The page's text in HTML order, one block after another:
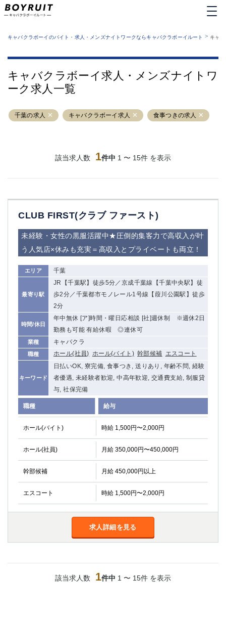
業種から探す
運営者情報
サイトマップ
キャバクラボーイのバイト・求人・メンズナイトワークならキャバクラボーイルート > キャ
キャバクラボーイ求人・メンズナイトワ
ーク求人一覧
千葉の求人 キャバクラボーイ求人 食事つきの求人
該当求人数 1件中 1 〜 15件 を表示
CLUB FIRST(クラブ ファースト)
未経験・女性の黒服活躍中★圧倒的集客力で高収入が叶
う人気店×休みも充実＝高収入とプライベートも両立！
エリア 千葉
最寄り駅
JR【千葉駅】徒歩5分／京成千葉線【千葉中央駅】徒
歩2分／千葉都市モノレール1号線【葭川公園駅】徒歩
2分
時間/休日
年中無休 [ア]時間・曜日応相談 [社]週休制 ※週休2日
勤務も可能 有給休暇 ◎連休可
業種 キャバクラ
職種 ホール(社員) ホール(バイト) 幹部候補 エスコート
キーワード
日払いOK, 寮完備, 食事つき, 送りあり, 年齢不問, 経験
者優遇, 未経験者歓迎, 中高年歓迎, 交通費支給, 制服貸
与, 社保完備
職種 給与
ホール(バイト) 時給 1,500円〜2,000円
ホール(社員) 月給 350,000円〜450,000円
幹部候補 月給 450,000円以上
エスコート 時給 1,500円〜2,000円
求人詳細を見る
該当求人数 1件中 1 〜 15件 を表示
六本木
池袋
新橋
渋谷
大和
立川
①六本木 ②西麻布
大山
赤坂
高円寺
蒲田東口
多摩センター
立川（南口）
西葛西
中野
葛西
ひばりヶ丘（北口）
学芸大学
吉祥寺（南口／公園口） 小作・羽村・福生エリア
自由が丘
四谷
錦糸町南口
下北沢・経堂
金町（北口）
成増駅徒歩3分の好立地！①JR埼京線「赤羽駅」から徒歩2分 ②東
三軒茶屋（南口）
①歌舞伎町 ②新宿 ③西部新宿 ③東新宿
①歌舞伎町 ②新宿
①銀座 ②新橋
錦糸町(南口)
蒲田(西口)
清瀬（南口）
大泉学園
下赤塚
竹ノ塚
三鷹
亀戸
水道橋
小岩